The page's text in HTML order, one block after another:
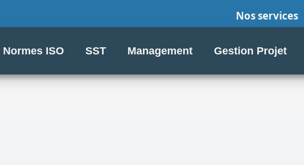
Nos services
Normes ISO SST Management Gestion Projet